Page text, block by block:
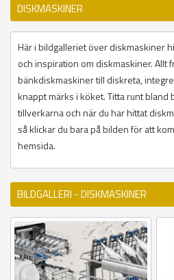
DISKMASKINER
Här i bildgalleriet över diskmaskiner
och inspiration om diskmaskiner. Allt
bänkdiskmaskiner till diskreta,
knappt märks i köket. Titta runt
tillverkarna och när du har hittat
så klickar du bara på bilden för att
hemsida.
BILDGALLERI - DISKMASKINER